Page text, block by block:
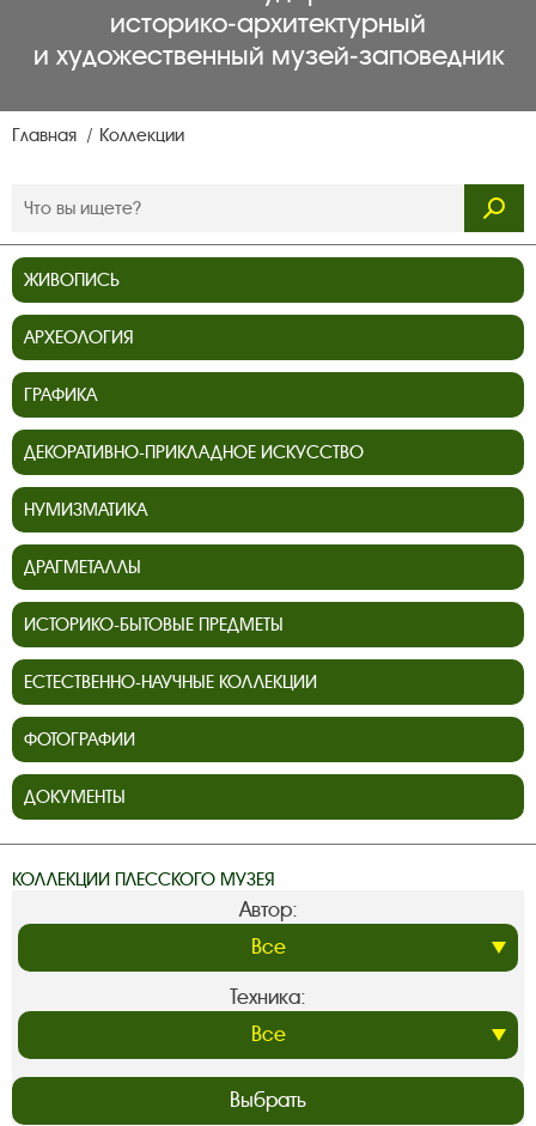
историко‑архитектурный
и художественный музей‑заповедник
Главная Коллекции
ЖИВОПИСЬ
АРХЕОЛОГИЯ
ГРАФИКА
ДЕКОРАТИВНО-ПРИКЛАДНОЕ ИСКУССТВО
НУМИЗМАТИКА
ДРАГМЕТАЛЛЫ
ИСТОРИКО-БЫТОВЫЕ ПРЕДМЕТЫ
ЕСТЕСТВЕННО-НАУЧНЫЕ КОЛЛЕКЦИИ
ФОТОГРАФИИ
ДОКУМЕНТЫ
КОЛЛЕКЦИИ ПЛЕССКОГО МУЗЕЯ
Автор:
Техника:
Выбрать